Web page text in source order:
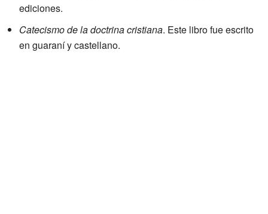
ediciones.
Catecismo de la doctrina cristiana. Este libro fue escrito
en guaraní y castellano.